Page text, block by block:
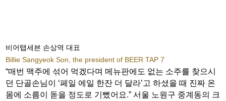
비어탭세븐 손상역 대표
Billie Sangyeok Son, the president of BEER TAP 7
“매번 맥주에 섞어 먹겠다며 메뉴판에도 없는 소주를 찾으시
던 단골손님이 ‘페일 에일 한잔 더 달라’고 하셨을 때 진짜 온
몸에 소름이 돋을 정도로 기뻤어요.” 서울 노원구 중계동의 크